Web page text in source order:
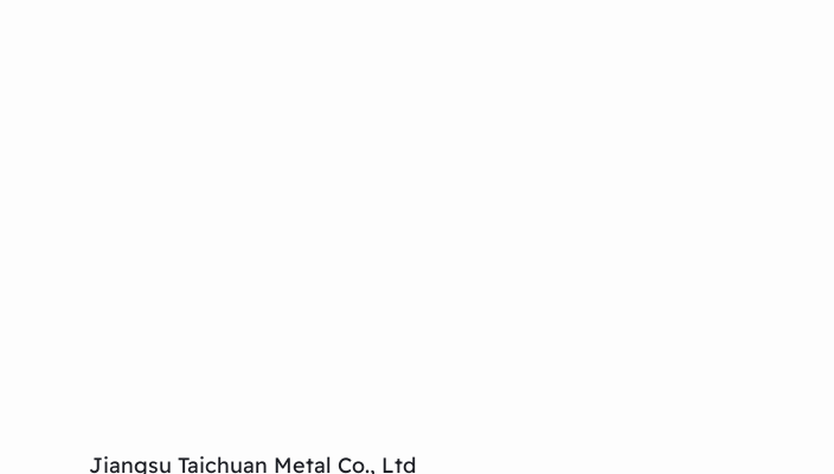
Jiangsu Taichuan Metal Co., Ltd